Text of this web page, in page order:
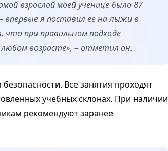
взрослой моей ученице было 87
я поставил её на лыжи в
что при правильном подходе
возрасте», – отметил он.
Все занятия проходят
учебных склонах. При наличии
рекомендуют заранее